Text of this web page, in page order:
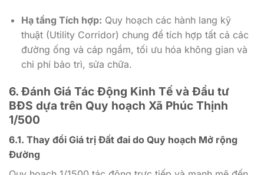
Hạ tầng Tích hợp: Quy hoạch các hành lang kỹ
thuật (Utility Corridor) chung để tích hợp tất cả các
đường ống và cáp ngầm, tối ưu hóa không gian và
chi phí bảo trì, sửa chữa.
6. Đánh Giá Tác Động Kinh Tế và Đầu tư
BĐS dựa trên Quy hoạch Xã Phúc Thịnh
1/500
6.1. Thay đổi Giá trị Đất đai do Quy hoạch Mở rộng
Đường